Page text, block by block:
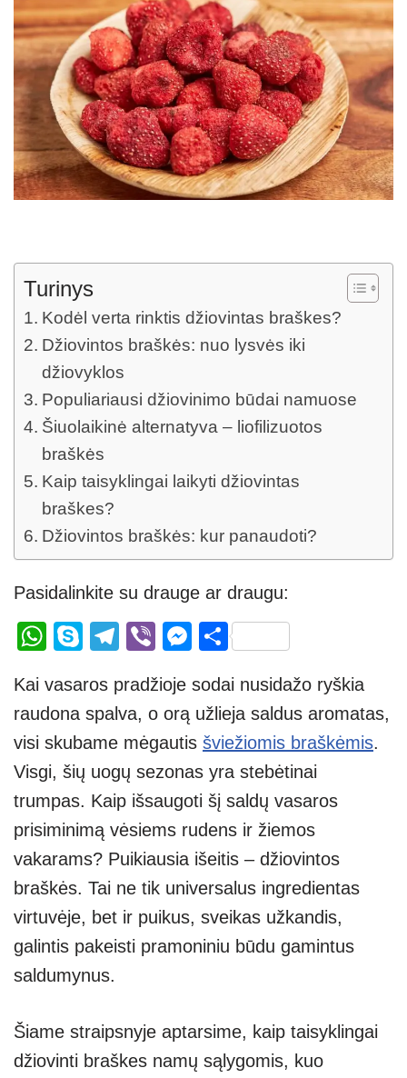
Turinys
Kodėl verta rinktis džiovintas braškes?
Džiovintos braškės: nuo lysvės iki
džiovyklos
Populiariausi džiovinimo būdai namuose
Šiuolaikinė alternatyva – liofilizuotos
braškės
Kaip taisyklingai laikyti džiovintas
braškes?
Džiovintos braškės: kur panaudoti?
Pasidalinkite su drauge ar draugu:
W
at
s
A
p
p
S
p
e
T
e
gr
a
m
Vi
er
M
ss
e
n
g
er
S
ar
e
Kai vasaros pradžioje sodai nusidažo ryškia
raudona spalva, o orą užlieja saldus aromatas,
visi skubame mėgautis šviežiomis braškėmis.
Visgi, šių uogų sezonas yra stebėtinai
trumpas. Kaip išsaugoti šį saldų vasaros
prisiminimą vėsiems rudens ir žiemos
vakarams? Puikiausia išeitis – džiovintos
braškės. Tai ne tik universalus ingredientas
virtuvėje, bet ir puikus, sveikas užkandis,
galintis pakeisti pramoniniu būdu gamintus
saldumynus.
Šiame straipsnyje aptarsime, kaip taisyklingai
džiovinti braškes namų sąlygomis, kuo